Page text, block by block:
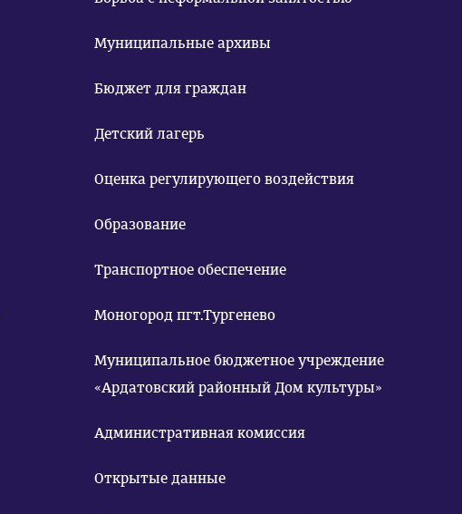
Муниципальные архивы
Бюджет для граждан
Детский лагерь
Оценка регулирующего воздействия
Образование
Транспортное обеспечение
Моногород пгт.Тургенево
Муниципальное бюджетное учреждение
«Ардатовский районный Дом культуры»
Административная комиссия
Открытые данные